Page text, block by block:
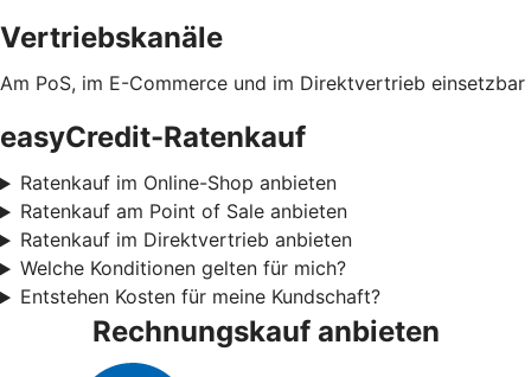
Vertriebskanäle
Am PoS, im E-Commerce und im Direktvertrieb einsetzbar
easyCredit-Ratenkauf
Ratenkauf im Online-Shop anbieten
Ratenkauf am Point of Sale anbieten
Ratenkauf im Direktvertrieb anbieten
Welche Konditionen gelten für mich?
Entstehen Kosten für meine Kundschaft?
Rechnungskauf anbieten